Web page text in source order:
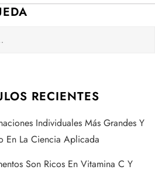
RECIENTES
Individuales Más Grandes Y
En La Ciencia Aplicada
Son Ricos En Vitamina C Y